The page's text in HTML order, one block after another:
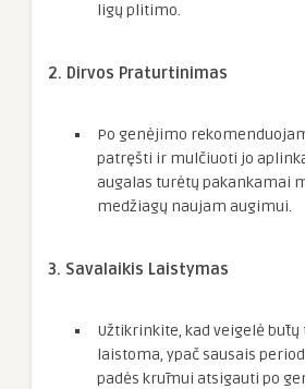
ligų plitimo.
2. Dirvos Praturtinimas
Po genėjimo
patręšti ir mulčiuoti jo
augalas turėtų pakankamai
medžiagų naujam augimui.
3. Savalaikis Laistymas
Užtikrinkite, kad veigelė
laistoma, ypač sausais
padės krūmui atsigauti po